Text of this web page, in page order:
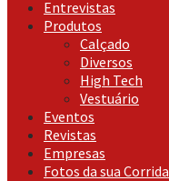
Entrevistas
Produtos
Calçado
Diversos
High Tech
Vestuário
Eventos
Revistas
Empresas
Fotos da sua Corrida